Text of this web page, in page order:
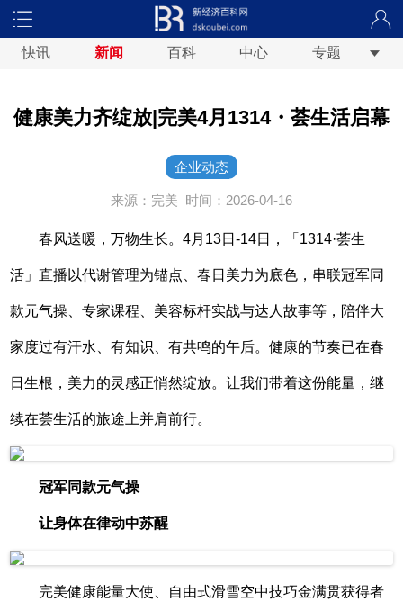
快讯 新闻 百科 中心 专题
健康美力齐绽放|完美4月1314・荟生活启幕
企业动态
来源：完美 时间：2026-04-16
春风送暖，万物生长。4月13日-14日，「1314·荟生
活」直播以代谢管理为锚点、春日美力为底色，串联冠军同
款元气操、专家课程、美容标杆实战与达人故事等，陪伴大
家度过有汗水、有知识、有共鸣的午后。健康的节奏已在春
日生根，美力的灵感正悄然绽放。让我们带着这份能量，继
续在荟生活的旅途上并肩前行。
冠军同款元气操
让身体在律动中苏醒
完美健康能量大使、自由式滑雪空中技巧金满贯获得者